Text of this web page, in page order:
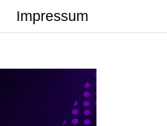
Impressum